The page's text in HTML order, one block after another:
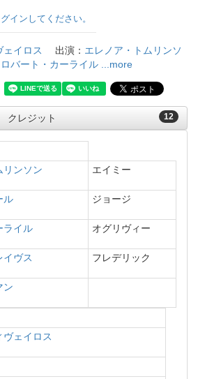
インしてください。
ェイロス 出演： エレノア・トムリンソ
ロバート・カーライル ...more
12
クレジット
リンソン エイミー
ル ジョージ
ライル オグリヴィー
イヴス フレデリック
ン
ヴェイロス